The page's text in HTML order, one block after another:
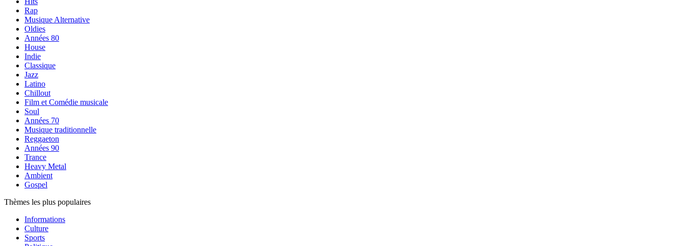
Rap
Musique Alternative
Oldies
Années 80
House
Indie
Classique
Jazz
Latino
Chillout
Film et Comédie musicale
Soul
Années 70
Musique traditionnelle
Reggaeton
Années 90
Trance
Heavy Metal
Ambient
Gospel
Thèmes les plus populaires
Informations
Culture
Sports